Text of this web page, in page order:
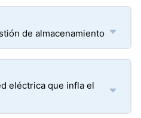
de almacenamiento
eléctrica que infla el